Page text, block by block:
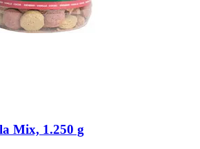
Mix, 1.250 g